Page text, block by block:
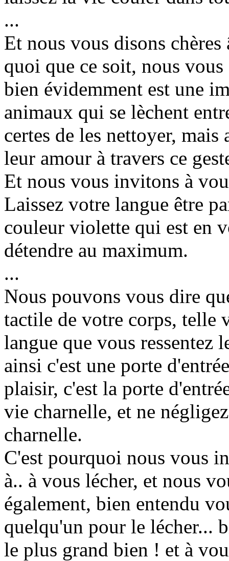
...
Et nous vous disons
quoi que ce soit, nous
bien évidemment est une
animaux qui se lèchent
certes de les nettoyer,
leur amour à travers ce
Et nous vous invitons à
Laissez votre langue être
couleur violette qui est en
détendre au maximum.
...
Nous pouvons vous dire
tactile de votre corps, telle
langue que vous ressentez
ainsi c'est une porte
plaisir, c'est la porte
vie charnelle, et ne
charnelle.
C'est pourquoi nous vous
à.. à vous lécher, et nous
également, bien entendu
quelqu'un pour le lécher...
le plus grand bien ! et à